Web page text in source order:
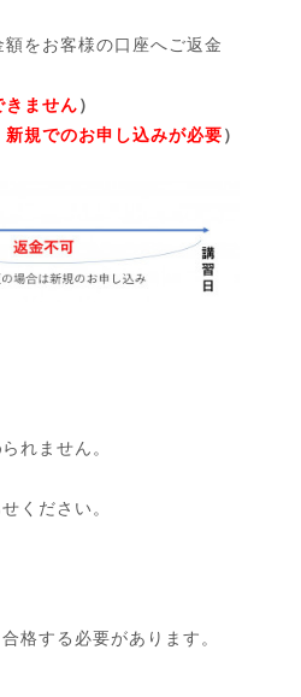
をお客様の口座へご返金
きません）
新規でのお申し込みが必要）
れません。
ください。
格する必要があります。